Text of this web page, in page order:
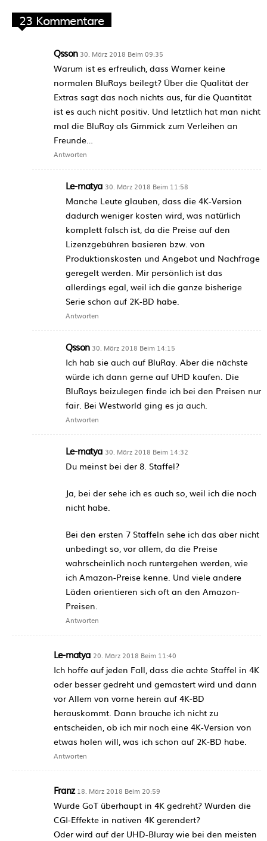
23 Kommentare
Qsson 30. März 2018 Beim 09:35
Warum ist es erfreulich, dass Warner keine
normalen BluRays beilegt? Über die Qualität der
Extras sagt das noch nichts aus, für die Quantität
ist es auch nicht positiv. Und letztlich hat man nicht
mal die BluRay als Gimmick zum Verleihen an
Freunde…
Antworten
Le-matya 30. März 2018 Beim 11:58
Manche Leute glauben, dass die 4K-Version
dadurch weniger kosten wird, was natürlich
komplett falsch ist, da die Preise auf den
Lizenzgebühren basieren bzw. von
Produktionskosten und Angebot und Nachfrage
geregelt werden. Mir persönlich ist das
allerdings egal, weil ich die ganze bisherige
Serie schon auf 2K-BD habe.
Antworten
Qsson 30. März 2018 Beim 14:15
Ich hab sie auch auf BluRay. Aber die nächste
würde ich dann gerne auf UHD kaufen. Die
BluRays beizulegen finde ich bei den Preisen nur
fair. Bei Westworld ging es ja auch.
Antworten
Le-matya 30. März 2018 Beim 14:32
Du meinst bei der 8. Staffel?
Ja, bei der sehe ich es auch so, weil ich die noch
nicht habe.
Bei den ersten 7 Staffeln sehe ich das aber nicht
unbedingt so, vor allem, da die Preise
wahrscheinlich noch runtergehen werden, wie
ich Amazon-Preise kenne. Und viele andere
Läden orientieren sich oft an den Amazon-
Preisen.
Antworten
Le-matya 20. März 2018 Beim 11:40
Ich hoffe auf jeden Fall, dass die achte Staffel in 4K
oder besser gedreht und gemastert wird und dann
vor Allem von vorne herein auf 4K-BD
herauskommt. Dann brauche ich nicht zu
entscheiden, ob ich mir noch eine 4K-Version von
etwas holen will, was ich schon auf 2K-BD habe.
Antworten
Franz 18. März 2018 Beim 20:59
Wurde GoT überhaupt in 4K gedreht? Wurden die
CGI-Effekte in nativen 4K gerendert?
Oder wird auf der UHD-Bluray wie bei den meisten